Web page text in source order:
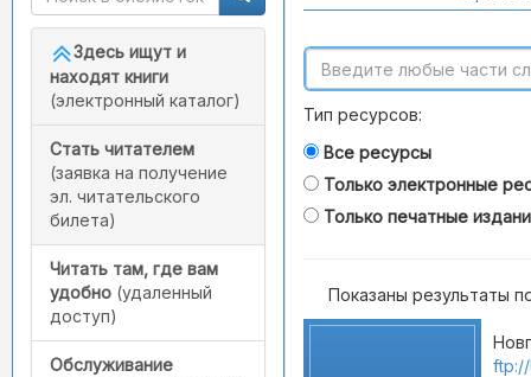
Здесь ищут и
находят книги
(электронный каталог)
Стать читателем
(заявка на получение
эл. читательского
билета)
Читать там, где вам
удобно (удаленный
доступ)
Обслуживание
Тип ресурсов:
Все ресурсы
Только электронные
Только печатные
Показаны результаты